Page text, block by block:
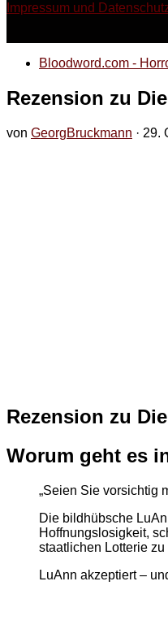
Impressum und
Bloodword.com -
Rezension zu
von GeorgBruckmann · 29.
Rezension zu
Worum geht es
„Seien Sie vorsichtig
Die bildhübsche
Hoffnungslosigkeit,
staatlichen Lotterie
LuAnn akzeptiert –